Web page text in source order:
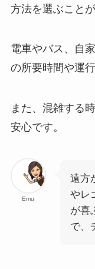
方法を選ぶことが
電車やバス、自
の所要時間や運
また、混雑する
安心です。
Emu
遠方
やレ
が喜
で、